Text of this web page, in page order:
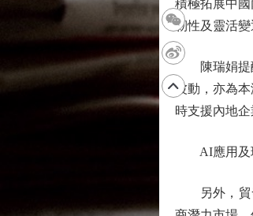
積極拓展中
韌性及靈活變
陳瑞娟提醒
波動，亦為
時支援內地企
AI應用及
另外，貿發